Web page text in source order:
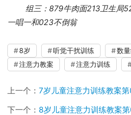
一唱一和023不倒翁
8岁 听觉干扰训练 数
注意力教案
注意力训练
上一个： 7岁儿童注意力训练教案
下一个： 8岁儿童注意力训练教案